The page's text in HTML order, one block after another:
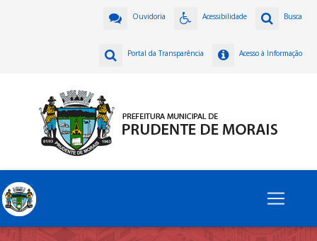
Busca
Acessibilidade
Ouvidoria
Acesso à Informação
Portal da Transparência